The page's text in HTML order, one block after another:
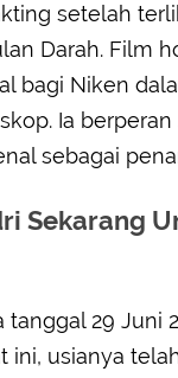
setelah
Darah. Film
bagi Niken
Ia berperan
sebagai
Sekarang
tanggal 29 Juni
ini, usianya